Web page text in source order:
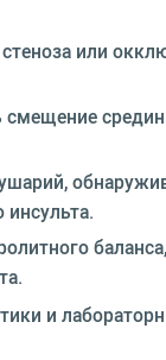
или
смещение
баланса,
и